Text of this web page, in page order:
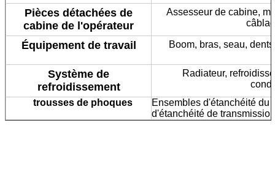
Pièces détachées de
cabine de l'opérateur
Assesseur de cabine,
Équipement de travail Boom, bras, seau,
Système de
refroidissement
Radiateur,
trousses de phoques
Ensembles d'étanchéité du
d'étanchéité de